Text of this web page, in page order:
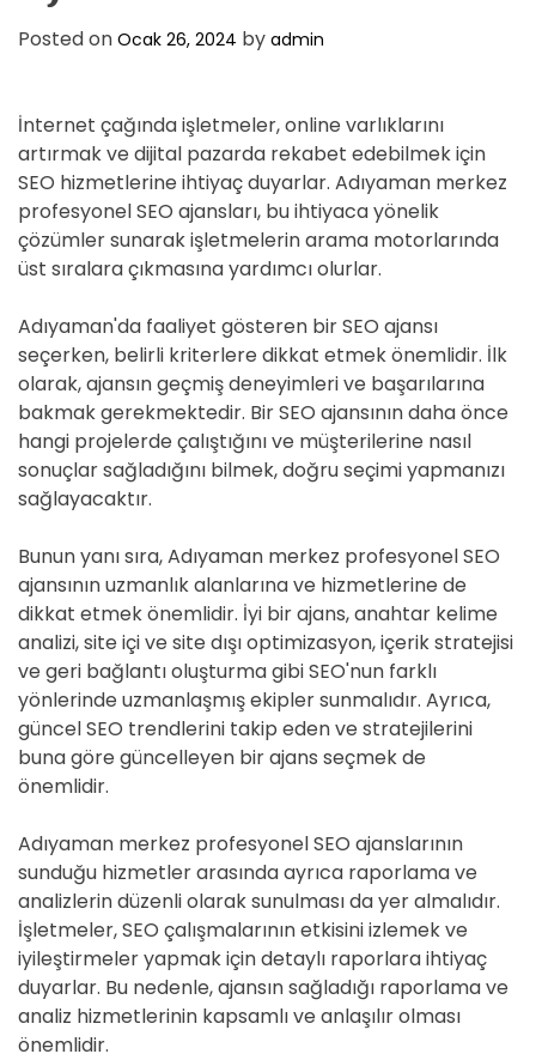
Posted on Ocak 26, 2024 by admin
İnternet çağında işletmeler, online varlıklarını
artırmak ve dijital pazarda rekabet edebilmek için
SEO hizmetlerine ihtiyaç duyarlar. Adıyaman merkez
profesyonel SEO ajansları, bu ihtiyaca yönelik
çözümler sunarak işletmelerin arama motorlarında
üst sıralara çıkmasına yardımcı olurlar.
Adıyaman'da faaliyet gösteren bir SEO ajansı
seçerken, belirli kriterlere dikkat etmek önemlidir. İlk
olarak, ajansın geçmiş deneyimleri ve başarılarına
bakmak gerekmektedir. Bir SEO ajansının daha önce
hangi projelerde çalıştığını ve müşterilerine nasıl
sonuçlar sağladığını bilmek, doğru seçimi yapmanızı
sağlayacaktır.
Bunun yanı sıra, Adıyaman merkez profesyonel SEO
ajansının uzmanlık alanlarına ve hizmetlerine de
dikkat etmek önemlidir. İyi bir ajans, anahtar kelime
analizi, site içi ve site dışı optimizasyon, içerik stratejisi
ve geri bağlantı oluşturma gibi SEO'nun farklı
yönlerinde uzmanlaşmış ekipler sunmalıdır. Ayrıca,
güncel SEO trendlerini takip eden ve stratejilerini
buna göre güncelleyen bir ajans seçmek de
önemlidir.
Adıyaman merkez profesyonel SEO ajanslarının
sunduğu hizmetler arasında ayrıca raporlama ve
analizlerin düzenli olarak sunulması da yer almalıdır.
İşletmeler, SEO çalışmalarının etkisini izlemek ve
iyileştirmeler yapmak için detaylı raporlara ihtiyaç
duyarlar. Bu nedenle, ajansın sağladığı raporlama ve
analiz hizmetlerinin kapsamlı ve anlaşılır olması
önemlidir.